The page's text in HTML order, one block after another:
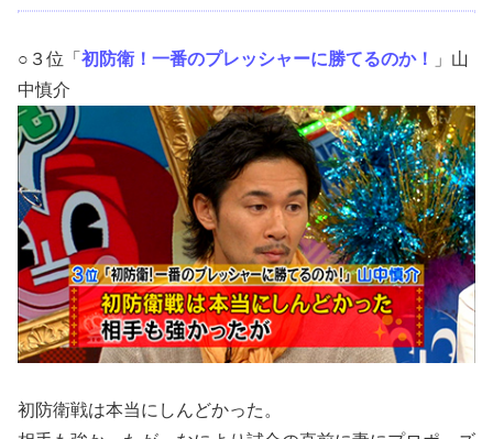
○３位「 初防衛！一番のプレッシャーに勝てるのか！
」山
中慎介
初防衛戦は本当にしんどかった。